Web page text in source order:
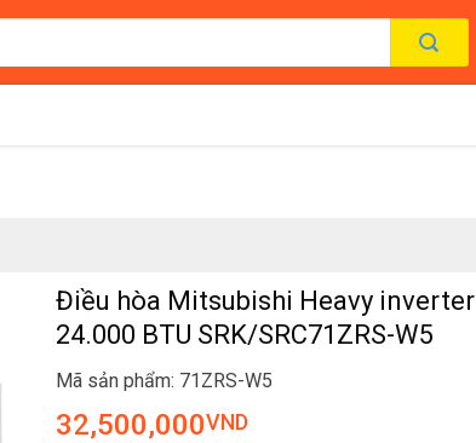
Điều hòa Mitsubishi Heavy inverter
24.000 BTU SRK/SRC71ZRS-W5
Mã sản phẩm: 71ZRS-W5
32,500,000VND